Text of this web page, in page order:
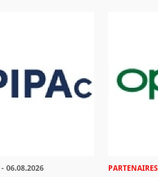
- 06.08.2026 PARTENAIRES